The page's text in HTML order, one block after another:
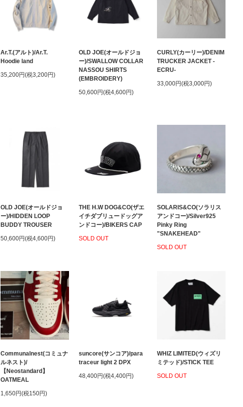
Ar.T.(アルト)/Ar.T.
Hoodie land
35,200円(税3,200円)
OLD JOE(オールドジョ
ー)/SWALLOW COLLAR
NASSOU SHIRTS
(EMBROIDERY)
50,600円(税4,600円)
CURLY(カーリー)/DENIM
TRUCKER JACKET -
ECRU-
33,000円(税3,000円)
OLD JOE(オールドジョ
ー)/HIDDEN LOOP
BUDDY TROUSER
50,600円(税4,600円)
THE H.W DOG&CO(ザエ
イチダブリュードッグア
ンドコー)/BIKERS CAP
SOLD OUT
SOLARIS&CO(ソラリス
アンドコー)/Silver925
Pinky Ring
"SNAKEHEAD"
SOLD OUT
Communalnest(コミュナ
ルネスト)/
【Neostandard】
OATMEAL
1,650円(税150円)
suncore(サンコア)/para
traceur light 2 DPX
48,400円(税4,400円)
WHIZ LIMITED(ウィズリ
ミテッド)/STICK TEE
SOLD OUT